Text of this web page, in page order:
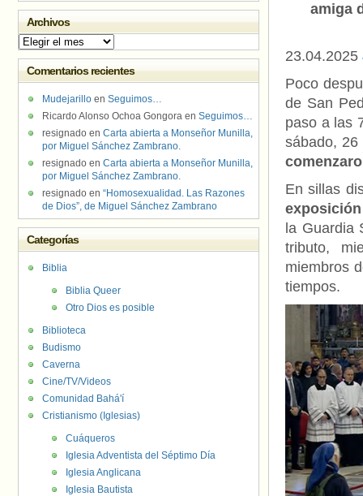
amiga
23.04.2025
Poco
de San
paso a las
sábado,
En sillas
la Guardia
tributo,
miembros
tiempos.
Archivos
Archivos
Comentarios recientes
Mudejarillo en Seguimos…
Ricardo Alonso Ochoa Gongora en Seguimos…
resignado en Carta abierta a Monseñor Munilla,
por Miguel Sánchez Zambrano.
resignado en Carta abierta a Monseñor Munilla,
por Miguel Sánchez Zambrano.
resignado en “Homosexualidad. Las Razones
de Dios”, de Miguel Sánchez Zambrano
Categorías
Biblia
Biblia Queer
Otro Dios es posible
Biblioteca
Budismo
Caverna
Cine/TV/Videos
Comunidad Bahá'í
Cristianismo (Iglesias)
Cuáqueros
Iglesia Adventista del Séptimo Día
Iglesia Anglicana
Iglesia Bautista